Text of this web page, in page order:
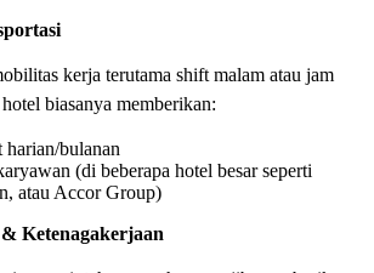
kerja terutama shift malam atau jam
biasanya memberikan:
harian/bulanan
(di beberapa hotel besar seperti
atau Accor Group)
Ketenagakerjaan